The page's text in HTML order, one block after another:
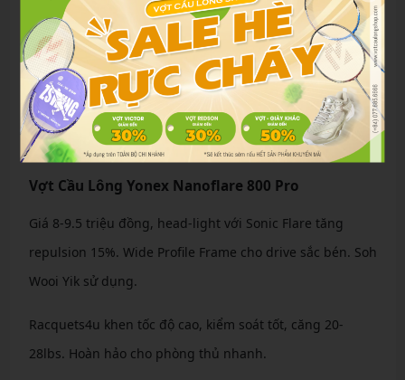
back-court doubles. Ultra Slim Shaft tăng tốc 10%, Namd
cho snapback nhanh. Phù hợp Muhammad Rian
Ardianto.
CKYew review: Dễ chuyển công thủ, smash mạnh, căng
20-28lbs. Tuyệt vời cho đôi nam.
Vợt Cầu Lông Yonex Nanoflare 800 Pro
Giá 8-9.5 triệu đồng, head-light với Sonic Flare tăng
repulsion 15%. Wide Profile Frame cho drive sắc bén. Soh
Wooi Yik sử dụng.
Racquets4u khen tốc độ cao, kiểm soát tốt, căng 20-
28lbs. Hoàn hảo cho phòng thủ nhanh.